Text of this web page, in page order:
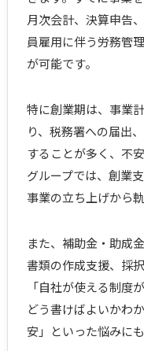
月次会計、決算申告
員雇用に伴う労務管
が可能です。
特に創業期は、事業
り、税務署への届出
することが多く、不
グループでは、創業
事業の立ち上げから
また、補助金・助成
書類の作成支援、採
「自社が使える制度
どう書けばよいかわ
安」といった悩みに